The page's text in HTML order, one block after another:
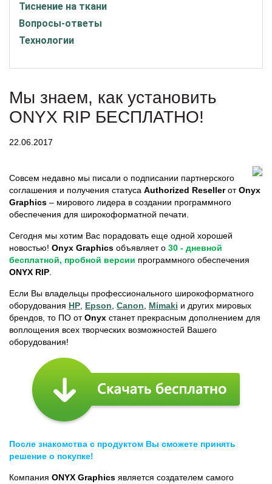
Тиснение на ткани
Вопросы-ответы
Технологии
Мы знаем, как установить
ONYX RIP БЕСПЛАТНО!
22.06.2017
Совсем недавно мы писали о подписании партнерского
соглашения и получения статуса Authorized ResellerотOnyx
Graphics – мирового лидера в создании программного
обеспечения для широкоформатной печати.
Сегодня мы хотим Вас порадовать еще одной хорошей
новостью! Onyx Graphics объявляет о 30 - дневной
бесплатной, пробной версии программного обеспечения
ONYX RIP
Если Вы владельцы профессионального широкоформатного
оборудования HP Epson Canon Mimaki и других мировых
брендов, то ПО отOnyx станет прекрасным дополнением для
воплощения всех творческих возможностей Вашего
оборудования!
После знакомства с продуктом Вы сможете принять
решение о покупке!
Компания ONYX Graphics является создателем самого